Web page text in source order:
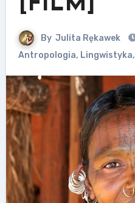
By Julita Rękawek
Antropologia, Lingwistyka,